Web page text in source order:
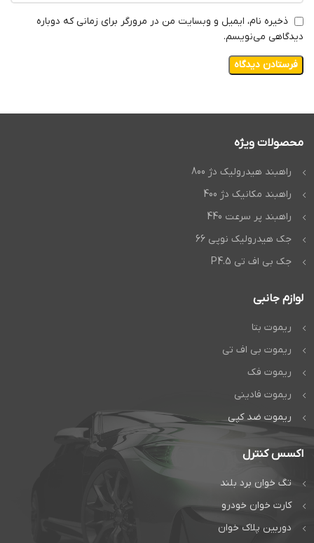
ذخیره نام، ایمیل و وبسایت من در مرورگر برای زمانی که دوباره
دیدگاهی می‌نویسم.
محصولات ویژه
راهبند هیدرولیک دژ 800
راهبند مکانیک دژ 400
راهبند پر سرعت 440
جک هیدرولیک نوپی 66
جک بی اف تی P4.5
لوازم جانبی
ریموت بتا
ریموت بی اف تی
ریموت فک
ریموت فادینی
ریموت ضد کپی
اکسس کنترل
تگ خوان برد بلند
کارت خوان خودرو
دوربین پلاک خوان